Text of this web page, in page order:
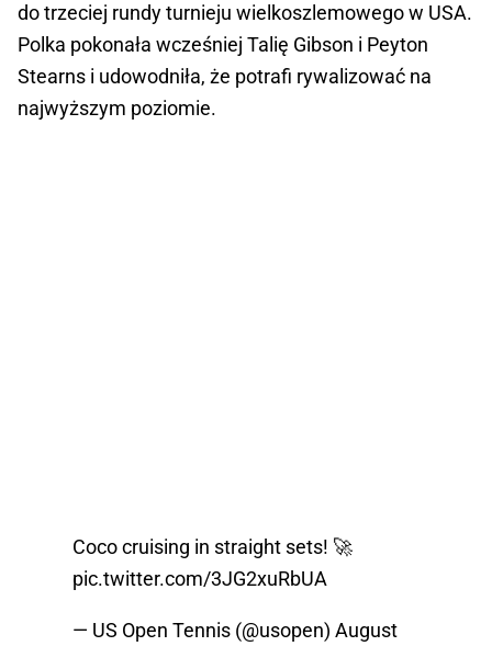
do trzeciej rundy turnieju wielkoszlemowego w USA.
Polka pokonała wcześniej Talię Gibson i Peyton
Stearns i udowodniła, że potrafi rywalizować na
najwyższym poziomie.
Coco cruising in straight sets! 🚀
pic.twitter.com/3JG2xuRbUA
— US Open Tennis (@usopen) August